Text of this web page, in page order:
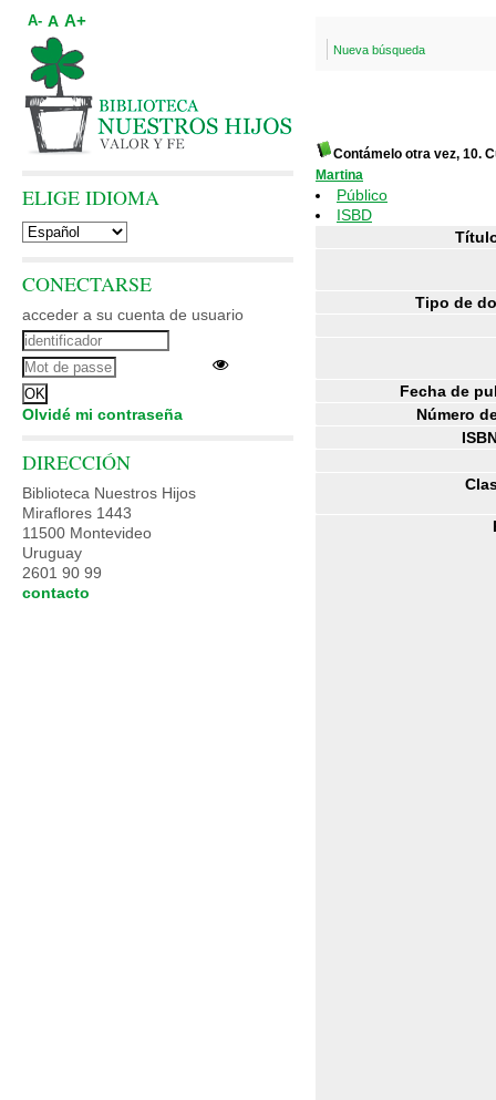
Nueva búsqueda
Contámelo otra vez, 10.
Martina
Público
ISBD
Tipo de
Fecha de
Número
A- A A+
ELIGE IDIOMA
CONECTARSE
acceder a su cuenta de usuario
Olvidé mi contraseña
DIRECCIÓN
Biblioteca Nuestros Hijos
Miraflores 1443
11500 Montevideo
Uruguay
2601 90 99
contacto